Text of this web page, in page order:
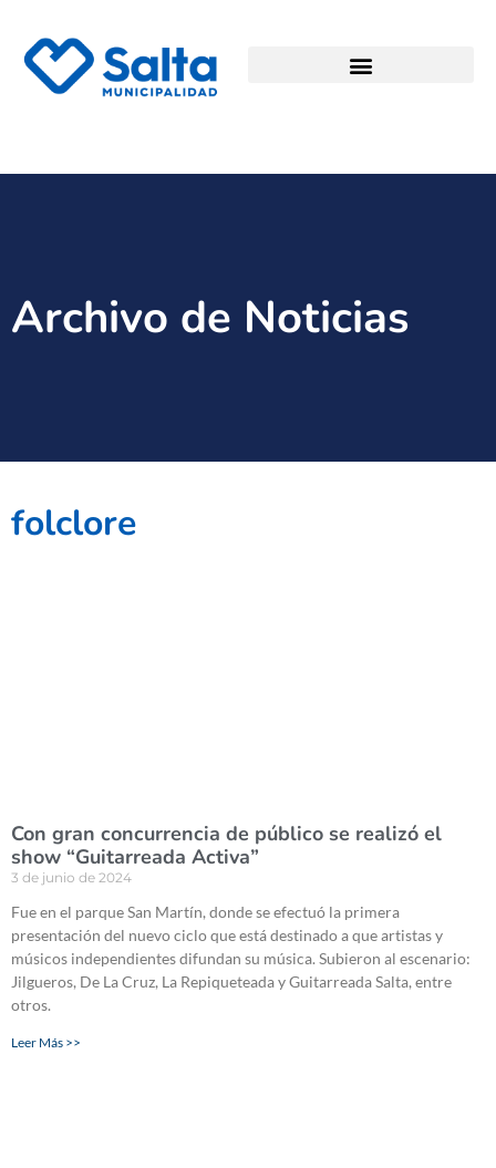
Archivo de Noticias
folclore
Con gran concurrencia de público se realizó el
show “Guitarreada Activa”
3 de junio de 2024
Fue en el parque San Martín, donde se efectuó la primera
presentación del nuevo ciclo que está destinado a que artistas y
músicos independientes difundan su música. Subieron al escenario:
Jilgueros, De La Cruz, La Repiqueteada y Guitarreada Salta, entre
otros.
Leer Más >>